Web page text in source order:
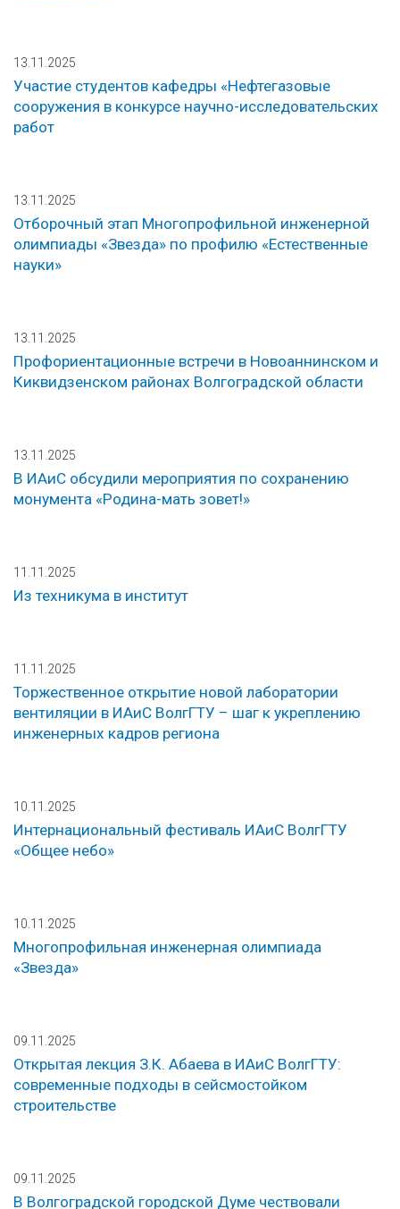
13.11.2025
Участие студентов кафедры «Нефтегазовые
сооружения в конкурсе научно-исследовательских
работ
13.11.2025
Отборочный этап Многопрофильной инженерной
олимпиады «Звезда» по профилю «Естественные
науки»
13.11.2025
Профориентационные встречи в Новоаннинском и
Киквидзенском районах Волгоградской области
13.11.2025
В ИАиС обсудили мероприятия по сохранению
монумента «Родина-мать зовет!»
11.11.2025
Из техникума в институт
11.11.2025
Торжественное открытие новой лаборатории
вентиляции в ИАиС ВолгГТУ – шаг к укреплению
инженерных кадров региона
10.11.2025
Интернациональный фестиваль ИАиС ВолгГТУ
«Общее небо»
10.11.2025
Многопрофильная инженерная олимпиада
«Звезда»
09.11.2025
Открытая лекция З.К. Абаева в ИАиС ВолгГТУ:
современные подходы в сейсмостойком
строительстве
09.11.2025
В Волгоградской городской Думе чествовали